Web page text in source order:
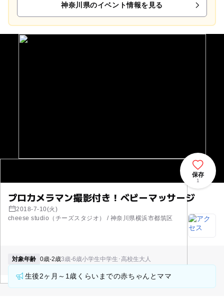
神奈川県のイベント情報を見る
プロカメラマン撮影付き！ベビーマッサージ
2018-7-10(火)
cheese studio（チーズスタジオ） / 神奈川県横浜市都筑区
保存
1
対象年齢 0歳-2歳3歳-6歳小学生中学生･高校生大人
生後2ヶ月～1歳くらいまでの赤ちゃんとママ